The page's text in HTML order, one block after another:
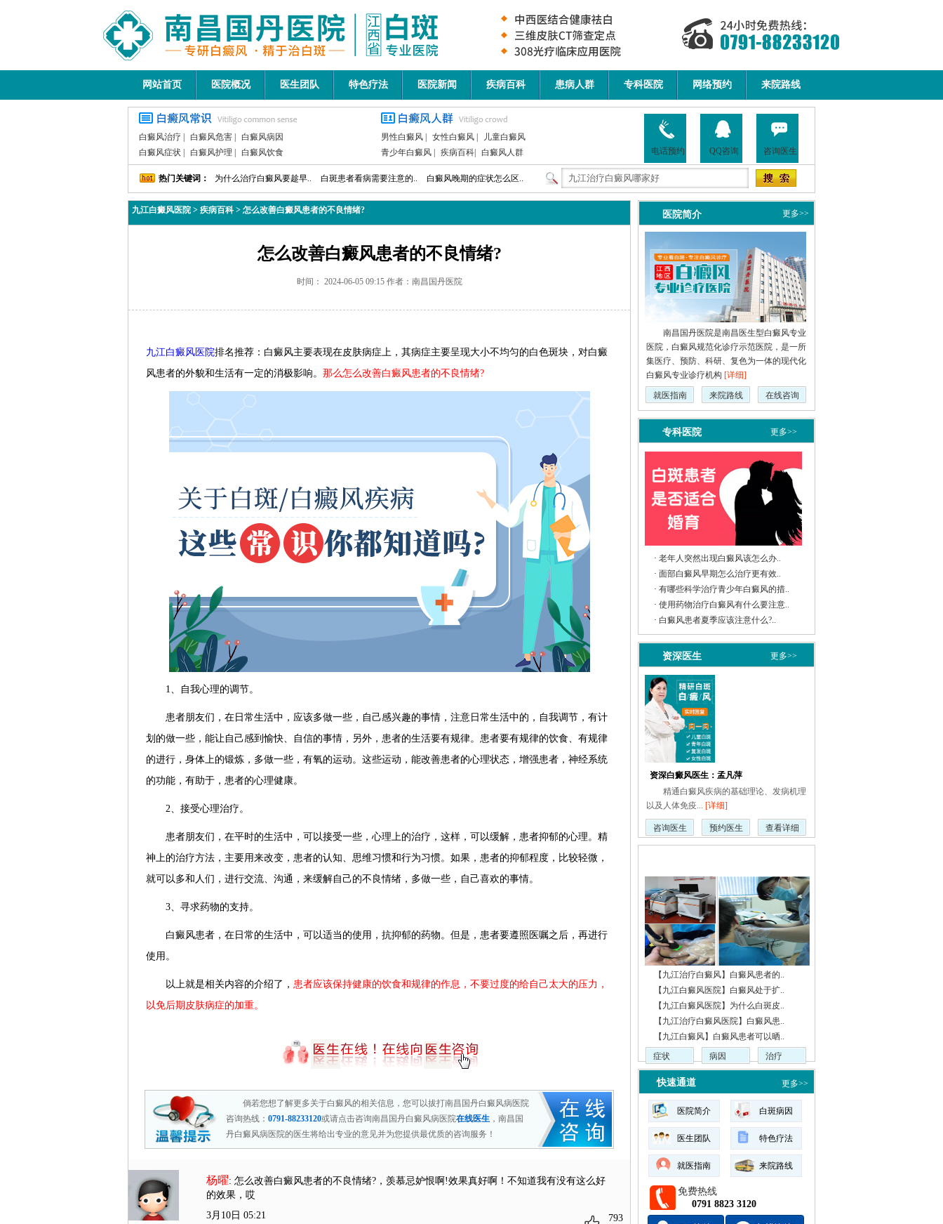
网站首页 医院概况 医生团队 特色疗法 医院新闻 疾病百科 患病人群 专科医院 网络预约 来院路线
白癜风治疗 白癜风危害
白癜风病因
白癜风症状
白癜风护理 白癜风饮食
男性白癜风 女性白癜风
儿童白癜风
青少年白癜风
疾病百科 白癜风人群 电话预约 QQ咨询 咨询医生
热门关键词： 为什么治疗白癜风要趁早.. 白斑患者看病需要注意的.. 白癜风晚期的症状怎么区..
九江白癜风医院 > 疾病百科> 怎么改善白癜风患者的不良情绪?
怎么改善白癜风患者的不良情绪?
时间： 2024-06-05 09:15 作者：南昌国丹医院
九江白癜风医院排名推荐：白癜风主要表现在皮肤病症上，其病症主要呈现大小不均匀的白色斑块，对白癜
风患者的外貌和生活有一定的消极影响。 那么怎么改善白癜风患者的不良情绪?
1、自我心理的调节。
患者朋友们，在日常生活中，应该多做一些，自己感兴趣的事情，注意日常生活中的，自我调节，有计
划的做一些，能让自己感到愉快、自信的事情，另外，患者的生活要有规律。患者要有规律的饮食、有规律
的进行，身体上的锻炼，多做一些，有氧的运动。这些运动，能改善患者的心理状态，增强患者，神经系统
的功能，有助于，患者的心理健康。
2、接受心理治疗。
患者朋友们，在平时的生活中，可以接受一些，心理上的治疗，这样，可以缓解，患者抑郁的心理。精
神上的治疗方法，主要用来改变，患者的认知、思维习惯和行为习惯。如果，患者的抑郁程度，比较轻微，
就可以多和人们，进行交流、沟通，来缓解自己的不良情绪，多做一些，自己喜欢的事情。
3、寻求药物的支持。
白癜风患者，在日常的生活中，可以适当的使用，抗抑郁的药物。但是，患者要遵照医嘱之后，再进行
使用。
以上就是相关内容的介绍了， 患者应该保持健康的饮食和规律的作息，不要过度的给自己太大的压力，
以免后期皮肤病症的加重。
倘若您想了解更多关于白癜风的相关信息，您可以拔打南昌国丹白癜风病医院
咨询热线： 0791-88233120或请点击咨询南昌国丹白癜风病医院在线医生 ，南昌国
丹白癜风病医院的医生将给出专业的意见并为您提供最优质的咨询服务！
杨曜: 怎么改善白癜风患者的不良情绪?，羡慕忌妒恨啊!效果真好啊！不知道我有没有这么好
的效果，哎
3月10日 05:21
793
医院简介 更多>>
南昌国丹医院是南昌医生型白癜风专业
医院，白癜风规范化诊疗示范医院，是一所
集医疗、预防、科研、复色为一体的现代化
白癜风专业诊疗机构 [详细]
就医指南 来院路线 在线咨询
专科医院 更多>>
· 老年人突然出现白癜风该怎么办..
· 面部白癜风早期怎么治疗更有效..
· 有哪些科学治疗青少年白癜风的措..
· 使用药物治疗白癜风有什么要注意..
· 白癜风患者夏季应该注意什么?..
资深医生 更多>>
资深白癜风医生：孟凡萍
精通白癜风疾病的基础理论、发病机理
以及人体免疫... [详细]
咨询医生 预约医生 查看详细
【九江治疗白癜风】白癜风患者的..
【九江白癜风医院】白癜风处于扩..
【九江白癜风医院】为什么白斑皮..
【九江治疗白癜风医院】白癜风患..
【九江白癜风】白癜风患者可以晒..
症状
病因 治疗
快速通道 更多>>
医院简介 白斑病因
医生团队 特色疗法
就医指南 来院路线
免费热线
0791 8823 3120